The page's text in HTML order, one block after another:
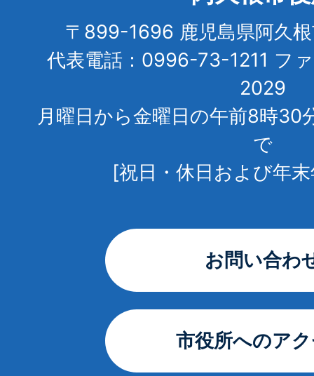
〒899-1696 鹿児島県阿久
代表電話：0996-73-1211 フ
2029
月曜日から金曜日の午前8時30
で
[祝日・休日および年
お問い合わ
市役所へのア